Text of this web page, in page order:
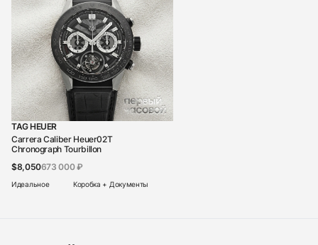
TAG HEUER
Carrera Caliber Heuer02T
Chronograph Tourbillon
$8,050673 000 ₽
Идеальное Коробка + Документы